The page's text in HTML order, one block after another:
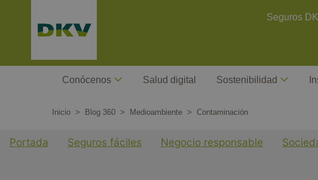
contenido
Seguros
Megamenu
Conócenos Salud digital Sostenibilidad
Inicio Blog 360 Medioambiente Contaminación
Menu cuarto nivel Blog
Portada Seguros fáciles Negocio responsable